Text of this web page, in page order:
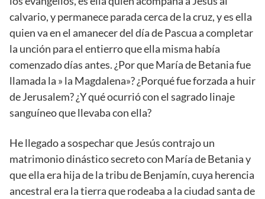
calvario, y permanece parada cerca de la cruz, y es ella
quien va en el amanecer del día de Pascua a completar
la unción para el entierro que ella misma había
comenzado días antes. ¿Por que María de Betania fue
llamada la » la Magdalena»? ¿Porqué fue forzada a huir
de Jerusalem? ¿Y qué ocurrió con el sagrado linaje
sanguíneo que llevaba con ella?
He llegado a sospechar que Jesús contrajo un
matrimonio dinástico secreto con María de Betania y
que ella era hija de la tribu de Benjamín, cuya herencia
ancestral era la tierra que rodeaba a la ciudad santa de